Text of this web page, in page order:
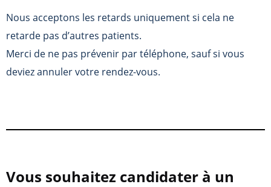
Nous acceptons les retards uniquement si cela ne
retarde pas d’autres patients.
Merci de ne pas prévenir par téléphone, sauf si vous
deviez annuler votre rendez-vous.
Vous souhaitez candidater à un